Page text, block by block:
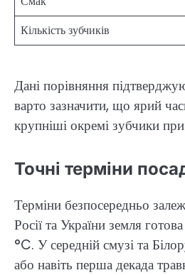
Кількість зубчиків
Дані порівняння
варто зазначити, що ярий
крупніші окремі зубчики
Точні терміни
Терміни безпосередньо
Росії та України земля
°C. У середній смузі та
або навіть перша декада